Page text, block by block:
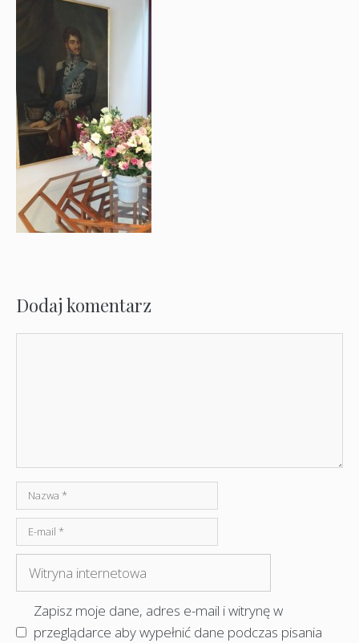
Dodaj komentarz
Nazwa
mail
internetowa
Zapisz moje dane, adres e-mail i witrynę w
przeglądarce aby wypełnić dane podczas pisania